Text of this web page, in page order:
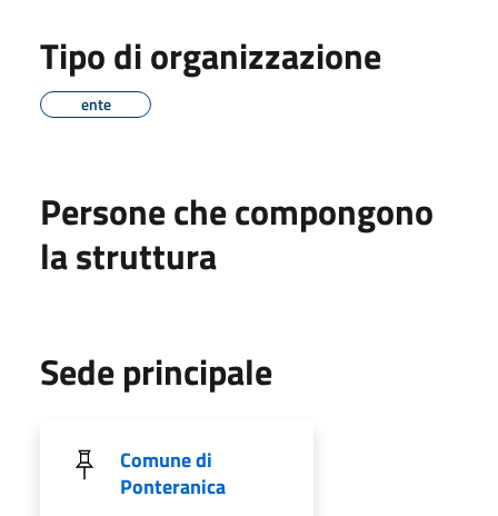
Tipo di organizzazione
ente
Persone che compongono
la struttura
Sede principale
Comune di
Ponteranica